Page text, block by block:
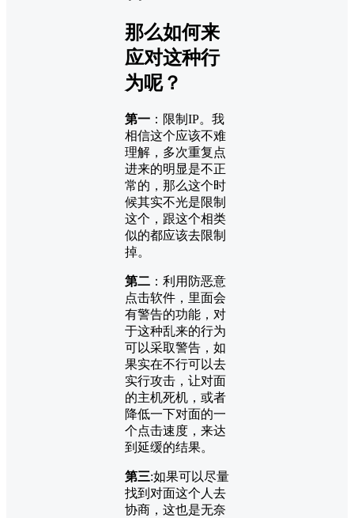
那么如何来
应对这种行
为呢？
第一 ：限制IP。我
相信这个应该不难
理解，多次重复点
进来的明显是不正
常的，那么这个时
候其实不光是限制
这个，跟这个相类
似的都应该去限制
掉。
第二 ：利用防恶意
点击软件，里面会
有警告的功能，对
于这种乱来的行为
可以采取警告，如
果实在不行可以去
实行攻击，让对面
的主机死机，或者
降低一下对面的一
个点击速度，来达
到延缓的结果。
第三:如果可以尽量
找到对面这个人去
协商，这也是无奈